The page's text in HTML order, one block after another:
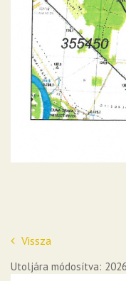
Vissza
Utoljára módosítva: